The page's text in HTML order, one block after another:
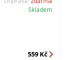
Skladem
559 Kč